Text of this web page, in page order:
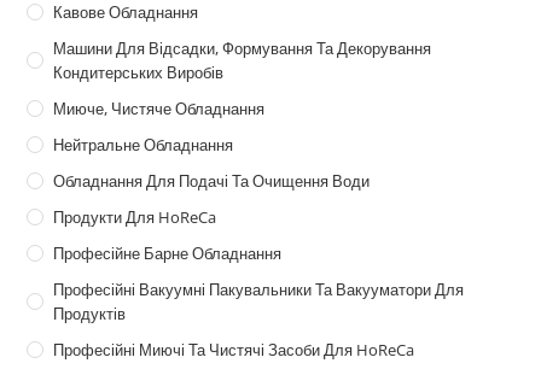
Кавове Обладнання
Машини Для Відсадки, Формування Та Декорування
Кондитерських Виробів
Миюче, Чистяче Обладнання
Нейтральне Обладнання
Обладнання Для Подачі Та Очищення Води
Продукти Для HoReCa
Професійне Барне Обладнання
Професійні Вакуумні Пакувальники Та Вакууматори Для
Продуктів
Професійні Миючі Та Чистячі Засоби Для HoReCa